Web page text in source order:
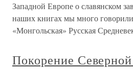
Западной Европе о славянском
наших книгах мы много
«Монгольская» Русская
Покорение